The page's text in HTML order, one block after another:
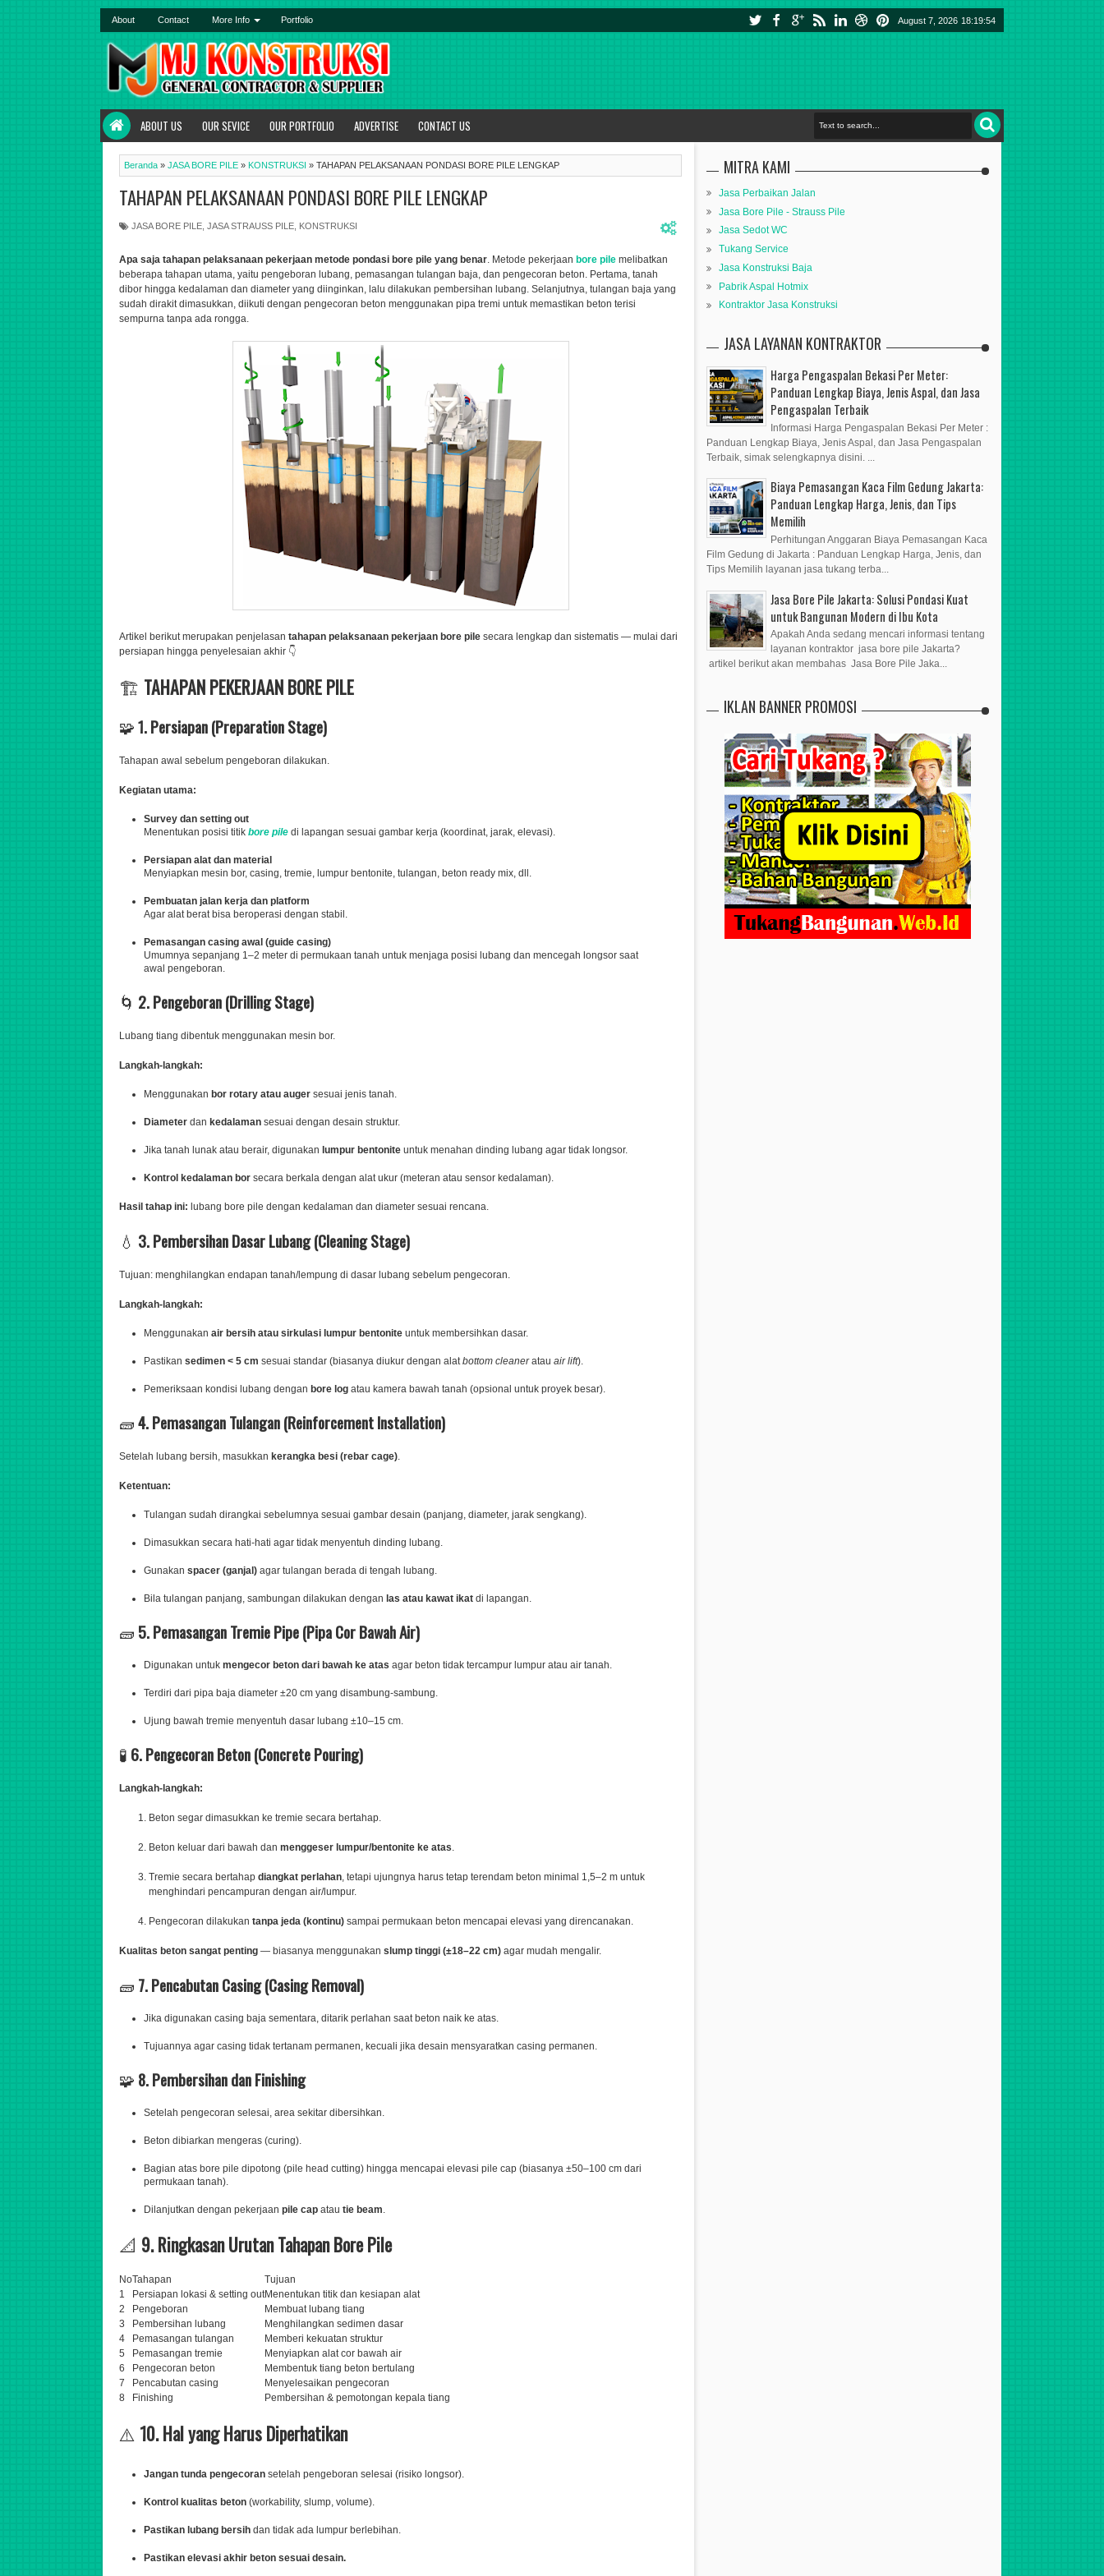
About Contact More Info Portfolio August 7, 2026 18:19:55
ABOUT US OUR SEVICE OUR PORTFOLIO ADVERTISE CONTACT US
Beranda » JASA BORE PILE » KONSTRUKSI » TAHAPAN PELAKSANAAN PONDASI BORE PILE LENGKAP
TAHAPAN PELAKSANAAN PONDASI BORE PILE LENGKAP
JASA BORE PILE JASA STRAUSS PILE KONSTRUKSI
Apa saja tahapan pelaksanaan pekerjaan metode pondasi bore pile yang benar. Metode pekerjaan bore pile melibatkan
beberapa tahapan utama, yaitu pengeboran lubang, pemasangan tulangan baja, dan pengecoran beton. Pertama, tanah
dibor hingga kedalaman dan diameter yang diinginkan, lalu dilakukan pembersihan lubang. Selanjutnya, tulangan baja yang
sudah dirakit dimasukkan, diikuti dengan pengecoran beton menggunakan pipa tremi untuk memastikan beton terisi
sempurna tanpa ada rongga.
Artikel berikut merupakan penjelasan tahapan pelaksanaan pekerjaan bore pile secara lengkap dan sistematis — mulai dari
persiapan hingga penyelesaian akhir 👇
🏗️ TAHAPAN PEKERJAAN BORE PILE
🧩1. Persiapan (Preparation Stage)
Tahapan awal sebelum pengeboran dilakukan.
Kegiatan utama:
Survey dan setting out
Menentukan posisi titik bore pile di lapangan sesuai gambar kerja (koordinat, jarak, elevasi).
Persiapan alat dan material
Menyiapkan mesin bor, casing, tremie, lumpur bentonite, tulangan, beton ready mix, dll.
Pembuatan jalan kerja dan platform
Agar alat berat bisa beroperasi dengan stabil.
Pemasangan casing awal (guide casing)
Umumnya sepanjang 1–2 meter di permukaan tanah untuk menjaga posisi lubang dan mencegah longsor saat
awal pengeboran.
🌀 2. Pengeboran (Drilling Stage)
Lubang tiang dibentuk menggunakan mesin bor.
Langkah-langkah:
Menggunakan bor rotary atau auger sesuai jenis tanah.
Diameter dan kedalaman sesuai dengan desain struktur.
Jika tanah lunak atau berair, digunakan lumpur bentonite untuk menahan dinding lubang agar tidak longsor.
Kontrol kedalaman bor secara berkala dengan alat ukur (meteran atau sensor kedalaman).
Hasil tahap ini: lubang bore pile dengan kedalaman dan diameter sesuai rencana.
💧 3. Pembersihan Dasar Lubang (Cleaning Stage)
Tujuan: menghilangkan endapan tanah/lempung di dasar lubang sebelum pengecoran.
Langkah-langkah:
Menggunakan air bersih atau sirkulasi lumpur bentonite untuk membersihkan dasar.
Pastikan sedimen < 5 cm sesuai standar (biasanya diukur dengan alatbottom cleaneratau air lift).
Pemeriksaan kondisi lubang dengan bore log atau kamera bawah tanah (opsional untuk proyek besar).
🧱4. Pemasangan Tulangan (Reinforcement Installation)
Setelah lubang bersih, masukkan kerangka besi (rebar cage).
Ketentuan:
Tulangan sudah dirangkai sebelumnya sesuai gambar desain (panjang, diameter, jarak sengkang).
Dimasukkan secara hati-hati agar tidak menyentuh dinding lubang.
Gunakan spacer (ganjal) agar tulangan berada di tengah lubang.
Bila tulangan panjang, sambungan dilakukan dengan las atau kawat ikat di lapangan.
🧱 5. Pemasangan Tremie Pipe (Pipa Cor Bawah Air)
Digunakan untuk mengecor beton dari bawah ke atas agar beton tidak tercampur lumpur atau air tanah.
Terdiri dari pipa baja diameter ±20 cm yang disambung-sambung.
Ujung bawah tremie menyentuh dasar lubang ±10–15 cm.
🧪 6. Pengecoran Beton (Concrete Pouring)
Langkah-langkah:
Beton segar dimasukkan ke tremie secara bertahap.
Beton keluar dari bawah dan menggeser lumpur/bentonite ke atas.
Tremie secara bertahap diangkat perlahan, tetapi ujungnya harus tetap terendam beton minimal 1,5–2 m untuk
menghindari pencampuran dengan air/lumpur.
Pengecoran dilakukan tanpa jeda (kontinu) sampai permukaan beton mencapai elevasi yang direncanakan.
Kualitas beton sangat penting — biasanya menggunakan slump tinggi (±18–22 cm) agar mudah mengalir.
🧱 7. Pencabutan Casing (Casing Removal)
Jika digunakan casing baja sementara, ditarik perlahan saat beton naik ke atas.
Tujuannya agar casing tidak tertanam permanen, kecuali jika desain mensyaratkan casing permanen.
🧩 8. Pembersihan dan Finishing
Setelah pengecoran selesai, area sekitar dibersihkan.
Beton dibiarkan mengeras (curing).
Bagian atas bore pile dipotong (pile head cutting) hingga mencapai elevasi pile cap (biasanya ±50–100 cm dari
permukaan tanah).
Dilanjutkan dengan pekerjaan pile cap atau tie beam.
📐 9. Ringkasan Urutan Tahapan Bore Pile
NoTahapan
Tujuan
1
Persiapan lokasi & setting outMenentukan titik dan kesiapan alat
2
Pengeboran
Membuat lubang tiang
3
Pembersihan lubang
Menghilangkan sedimen dasar
4
Pemasangan tulangan
Memberi kekuatan struktur
5
Pemasangan tremie
Menyiapkan alat cor bawah air
6
Pengecoran beton
Membentuk tiang beton bertulang
7
Pencabutan casing
Menyelesaikan pengecoran
8
Finishing Pembersihan & pemotongan kepala tiang
⚠️ 10. Hal yang Harus Diperhatikan
Jangan tunda pengecoran setelah pengeboran selesai (risiko longsor).
Kontrol kualitas beton (workability, slump, volume).
Pastikan lubang bersih dan tidak ada lumpur berlebihan.
Pastikan elevasi akhir beton sesuai desain.
MITRA KAMI
Jasa Perbaikan Jalan
Jasa Bore Pile - Strauss Pile
Jasa Sedot WC
Tukang Service
Jasa Konstruksi Baja
Pabrik Aspal Hotmix
Kontraktor Jasa Konstruksi
JASA LAYANAN KONTRAKTOR
Harga Pengaspalan Bekasi Per Meter:
Panduan Lengkap Biaya, Jenis Aspal, dan Jasa
Pengaspalan Terbaik
Informasi Harga Pengaspalan Bekasi Per Meter :
Panduan Lengkap Biaya, Jenis Aspal, dan Jasa Pengaspalan
Terbaik, simak selengkapnya disini. ...
Biaya Pemasangan Kaca Film Gedung Jakarta:
Panduan Lengkap Harga, Jenis, dan Tips
Memilih
Perhitungan Anggaran Biaya Pemasangan Kaca
Film Gedung di Jakarta : Panduan Lengkap Harga, Jenis, dan
Tips Memilih layanan jasa tukang terba...
Jasa Bore Pile Jakarta: Solusi Pondasi Kuat
untuk Bangunan Modern di Ibu Kota
Apakah Anda sedang mencari informasi tentang
layanan kontraktor jasa bore pile Jakarta?
artikel berikut akan membahas Jasa Bore Pile Jaka...
IKLAN BANNER PROMOSI